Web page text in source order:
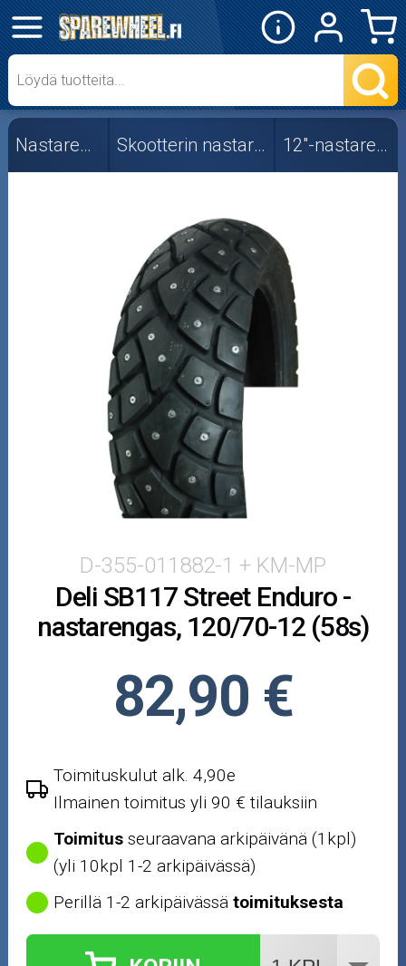
✕
Mopon osat
Skootterin osat
Crossipyörän osat
Moottoripyörän osat
Moottorikelkan osat
Mopoauton osat
Mönkijän osat
Puutarha ja metsä
Ajovarusteet
Nastarenkaat
Öljyt ja kemikaalit
Työkalut
Outlet-tuotteet
Nastarenkaat Skootterin nastarenkaat 12"-nastarenkaat
D-355-011882-1 + KM-MP
Deli SB117 Street Enduro -
nastarengas, 120/70-12 (58s)
82,90 €
Toimituskulut alk. 4,90e
Ilmainen toimitus yli 90 € tilauksiin
Toimitus seuraavana arkipäivänä (1kpl)
(yli 10kpl 1-2 arkipäivässä)
Perillä 1-2 arkipäivässätoimituksesta